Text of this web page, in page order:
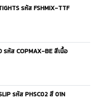
รหัส FSHMIX-TTF
รหัส COPMAX-BE สีเนื้อ
รหัส PHSC02 สี 01N